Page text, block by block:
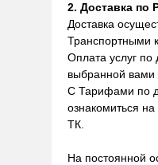
2. Доставка по
Доставка
Транспортными
Оплата услуг по
выбранной вами
С Тарифами по
ознакомиться
ТК.
На постоянной